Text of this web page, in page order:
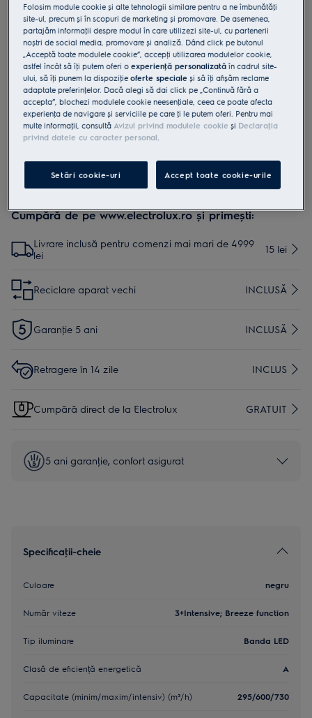
Fișa cu informaţii despre produs
Beneficii
Extracție silențioasă a mirosurilor pentru un aer proaspăt după gătit.
Funcția Breeze împrospătează aerul în mod silențios când ai terminat
de gătit.
Hob2Hood® ajustează hota pe baza setărilor plitei.
conform regulamentului UE 2023/988 sunt enumerate în
capitolele 1 și 2 din manualul de utilizare. Pentru utilizarea în
Cumpără de pe www.electrolux.ro și primești:
Livrare inclusă pentru comenzi mai mari de 4999
lei
15 lei
Reciclare aparat vechi INCLUSĂ
Garanţie 5 ani INCLUSĂ
Retragere în 14 zile INCLUS
Cumpără direct de la Electrolux GRATUIT
5 ani garanţie, confort asigurat
Specificaţii-cheie
Culoare negru
Număr viteze 3+Intensive; Breeze function
Tip iluminare Banda LED
Clasă de eficiență energetică A
Capacitate (minim/maxim/intensiv) (m³/h) 295/600/730
Folosim module cookie și alte tehnologii similare pentru a ne îmbunătăţi
site-ul, precum și în scopuri de marketing și promovare. De asemenea,
partajăm informaţii despre modul în care utilizezi site-ul, cu partenerii
noștri de social media, promovare și analiză. Dând click pe butonul
„Acceptă toate modulele cookie”, accepţi utilizarea modulelor cookie,
astfel încât să îţi putem oferi oexperienţă personalizată în cadrul site-
ului, să îţi punem la dispoziţieoferte speciale și să îţi afișăm reclame
adaptate preferinţelor. Dacă alegi să dai click pe „Continuă fără a
accepta”, blochezi modulele cookie neesenţiale, ceea ce poate afecta
experienţa de navigare și serviciile pe care ţi le putem oferi. Pentru mai
multe informaţii, consultă Avizul privind modulele cookie și Declaraţia
privind datele cu caracter personal.
Setări cookie-uri Accept toate cookie-urile